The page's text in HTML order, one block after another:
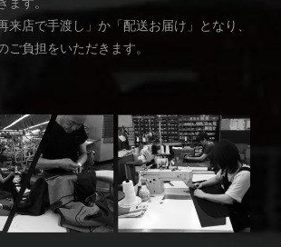
来店で手渡し」か「配送お届け」となり、
ご負担をいただきます。